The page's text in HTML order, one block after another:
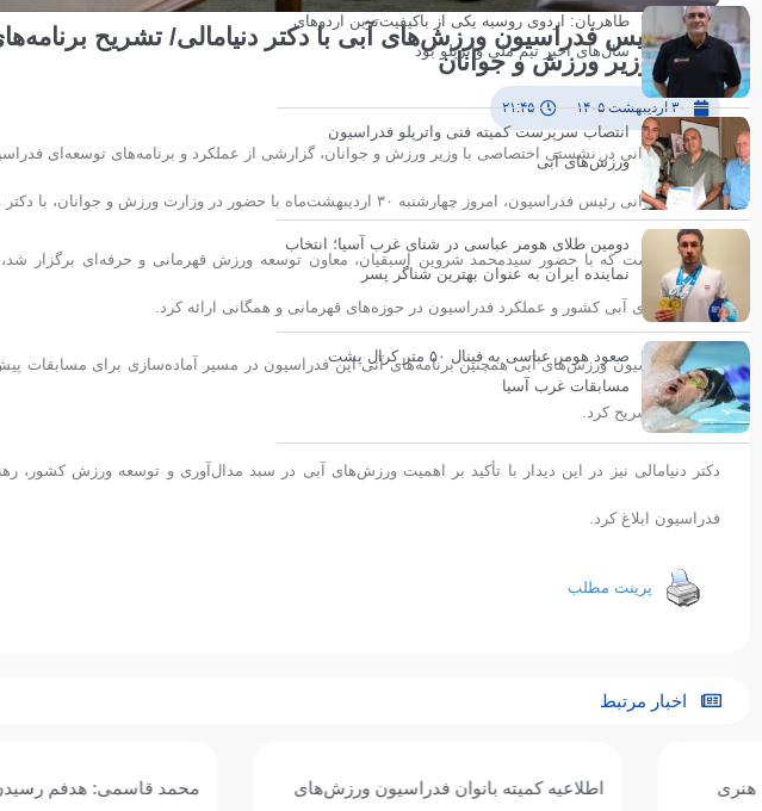
دیدار رئیس فدراسیون ورزش‌های آبی با دکتر دنیامالی/ تشریح
حضور وزیر ورزش و جوانان
۳۰ اردیبهشت ۱۴۰۵ ۲۱:۴۵
محسن رضوانی در نشستی اختصاصی با وزیر ورزش و جوانان، گزارشی از عملکرد و برنامه‌های توسعه‌ای
محسن رضوانی رئیس فدراسیون، امروز چهارشنبه ۳۰ اردیبهشت‌ماه با حضور در وزارت ورزش و جوانان، با دکتر احمد دنیامالی دیدار و گفتگو کرد.
در این نشست که با حضور سیدمحمد شروین اسبقیان، معاون توسعه ورزش قهرمانی و حرفه‌ای برگزار
زیرساخت‌های آبی کشور و عملکرد فدراسیون در حوزه‌های قهرمانی و همگانی ارائه کرد.
رئیس فدراسیون ورزش‌های آبی همچنین برنامه‌های آتی این فدراسیون در مسیر آماده‌سازی برای مسابقات
واترپلو را تشریح کرد.
دکتر دنیامالی نیز در این دیدار با تأکید بر اهمیت ورزش‌های آبی در سبد مدال‌آوری و توسعه ورزش کشور،
فدراسیون ابلاغ کرد.
پرینت مطلب
طاهریان: اردوی روسیه یکی از باکیفیت‌ترین اردوهای
سال‌های اخیر تیم ملی واترپلو بود
انتصاب سرپرست کمیته فنی واترپلو فدراسیون
ورزش‌های آبی
دومین طلای هومر عباسی در شنای غرب آسیا؛ انتخاب
نماینده ایران به عنوان بهترین شناگر پسر
صعود هومر عباسی به فینال ۵۰ متر کرال پشت
مسابقات غرب آسیا
اخبار مرتبط
اطلاعیه کمیته بانوان فدراسیون ورزش‌های
محمد قاسمی: هدفم رسیدن به فینال ۴۰۰